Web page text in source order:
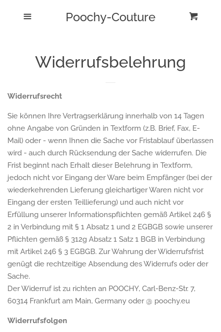
Home
Widerrufsbelehrung
Datenschutzerklärung
Datenschutzhinweise
Batterieverordnung
Rücknahme Ihrer Altgeräte
Online - Streitbeilegung
Poochy-Couture
Widerrufsbelehrung
Widerrufsrecht
Sie können Ihre Vertragserklärung innerhalb von 14 Tagen
ohne Angabe von Gründen in Textform (z.B. Brief, Fax, E-
Mail) oder - wenn Ihnen die Sache vor Fristablauf überlassen
wird - auch durch Rücksendung der Sache widerrufen. Die
Frist beginnt nach Erhalt dieser Belehrung in Textform,
jedoch nicht vor Eingang der Ware beim Empfänger (bei der
wiederkehrenden Lieferung gleichartiger Waren nicht vor
Eingang der ersten Teillieferung) und auch nicht vor
Erfüllung unserer Informationspflichten gemäß Artikel 246 §
2 in Verbindung mit § 1 Absatz 1 und 2 EGBGB sowie unserer
Pflichten gemäß § 312g Absatz 1 Satz 1 BGB in Verbindung
mit Artikel 246 § 3 EGBGB. Zur Wahrung der Widerrufsfrist
genügt die rechtzeitige Absendung des Widerrufs oder der
Sache.
Der Widerruf ist zu richten an POOCHY, Carl-Benz-Str. 7,
60314 Frankfurt am Main, Germany oder @ poochy.eu
Widerrufsfolgen